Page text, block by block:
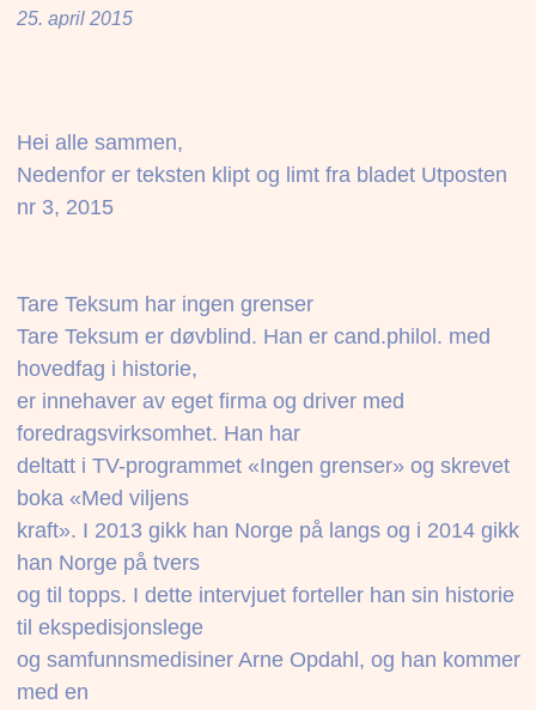
25. april 2015
Hei alle sammen,
Nedenfor er teksten klipt og limt fra bladet Utposten
nr 3, 2015
Tare Teksum har ingen grenser
Tare Teksum er døvblind. Han er cand.philol. med
hovedfag i historie,
er innehaver av eget firma og driver med
foredragsvirksomhet. Han har
deltatt i TV-programmet «Ingen grenser» og skrevet
boka «Med viljens
kraft». I 2013 gikk han Norge på langs og i 2014 gikk
han Norge på tvers
og til topps. I dette intervjuet forteller han sin historie
til ekspedisjonslege
og samfunnsmedisiner Arne Opdahl, og han kommer
med en